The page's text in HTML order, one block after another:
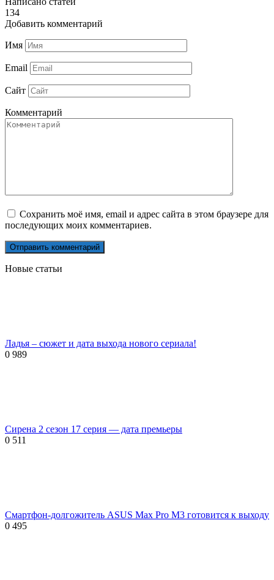
134
Добавить комментарий
Имя
Email
Сайт
Комментарий
Сохранить моё имя, email и адрес сайта в этом браузере для
последующих моих комментариев.
Новые статьи
Ладья – сюжет и дата выхода нового сериала!
0 989
Сирена 2 сезон 17 серия — дата премьеры
0 511
Смартфон-долгожитель ASUS Max Pro M3 готовится к выходу
0 495